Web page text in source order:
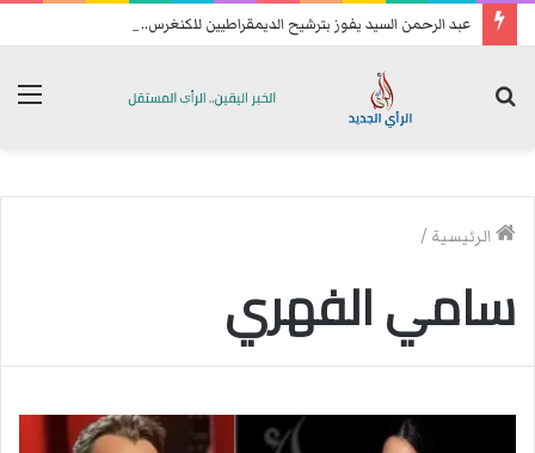
الرئيسية /
سامي الفهري